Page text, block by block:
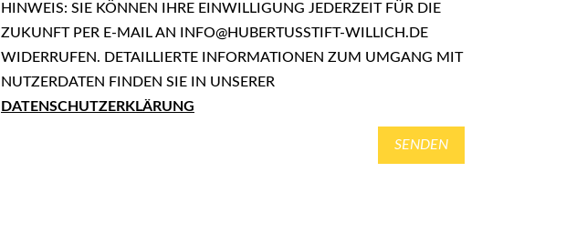
HINWEIS: SIE KÖNNEN IHRE EINWILLIGUNG JEDERZEIT FÜR DIE
ZUKUNFT PER E-MAIL AN INFO@HUBERTUSSTIFT-WILLICH.DE
WIDERRUFEN. DETAILLIERTE INFORMATIONEN ZUM UMGANG MIT
NUTZERDATEN FINDEN SIE IN UNSERER
DATENSCHUTZERKLÄRUNG
SENDEN